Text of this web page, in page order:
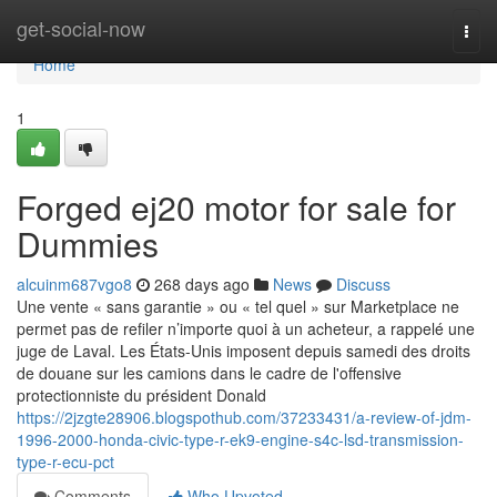
get-social-now
Home
Home
1
Forged ej20 motor for sale for
Dummies
alcuinm687vgo8 268 days ago News
Discuss
Une vente « sans garantie » ou « tel quel » sur Marketplace ne
permet pas de refiler n’importe quoi à un acheteur, a rappelé une
juge de Laval. Les États-Unis imposent depuis samedi des droits
de douane sur les camions dans le cadre de l'offensive
protectionniste du président Donald
https://2jzgte28906.blogspothub.com/37233431/a-review-of-jdm-
1996-2000-honda-civic-type-r-ek9-engine-s4c-lsd-transmission-
type-r-ecu-pct